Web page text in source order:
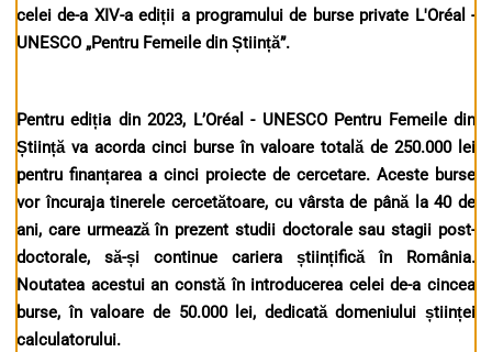
celei de-a XIV-a ediții a programului de burse private L'Oréal -
UNESCO „Pentru Femeile din Știință”.
Pentru ediția din 2023, L’Oréal - UNESCO Pentru Femeile din
Știință va acorda cinci burse în valoare totală de 250.000 lei
pentru finanțarea a cinci proiecte de cercetare. Aceste burse
vor încuraja tinerele cercetătoare, cu vârsta de până la 40 de
ani, care urmează în prezent studii doctorale sau stagii post-
doctorale, să-și continue cariera științifică în România.
Noutatea acestui an constă în introducerea celei de-a cincea
burse, în valoare de 50.000 lei, dedicată domeniului științei
calculatorului.